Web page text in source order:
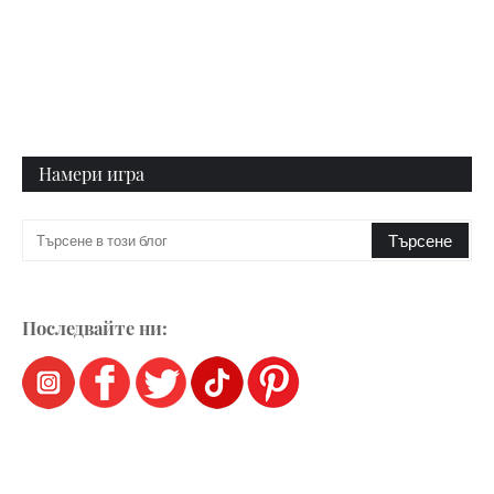
Намери игра
Последвайте ни: